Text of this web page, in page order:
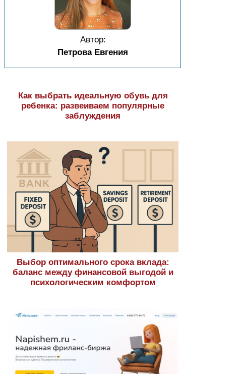
Автор:
Петрова Евгения
Как выбрать идеальную обувь для
ребенка: развеиваем популярные
заблуждения
Выбор оптимального срока вклада:
баланс между финансовой выгодой и
психологическим комфортом